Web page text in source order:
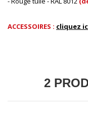
ACCESSOIRES : cliquez
2